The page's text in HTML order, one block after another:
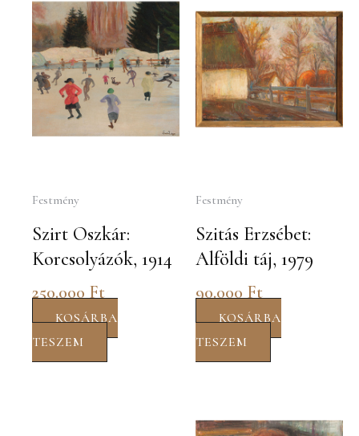
Festmény
Szirt Oszkár:
Korcsolyázók, 1914
250.000Ft
KOSÁRBA
TESZEM
Festmény
Szitás Erzsébet:
Alföldi táj, 1979
90.000Ft
KOSÁRBA
TESZEM